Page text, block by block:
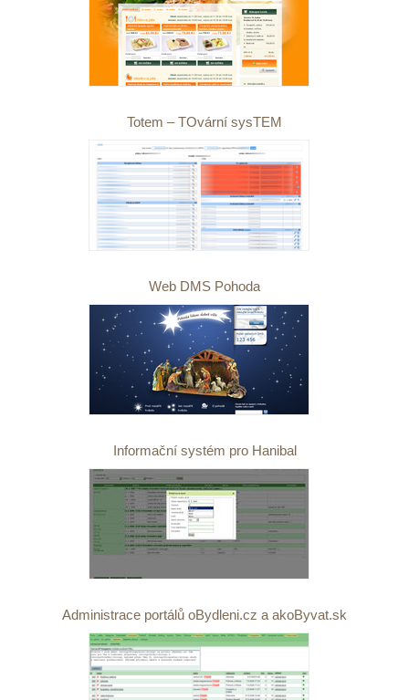
Totem – TOvární sysTEM
Web DMS Pohoda
Informační systém pro Hanibal
Administrace portálů oBydleni.cz a akoByvat.sk